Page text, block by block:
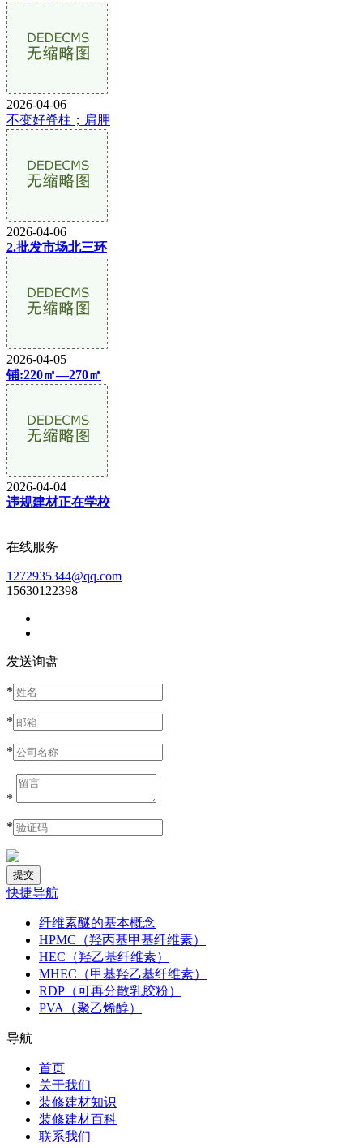
2026-04-06
不变好脊柱；肩胛
2026-04-06
2.批发市场北三环
2026-04-05
铺:220㎡—270㎡
2026-04-04
违规建材正在学校
在线服务
1272935344@qq.com
15630122398
发送询盘
*
*
*
*
*
快捷导航
纤维素醚的基本概念
HPMC（羟丙基甲基纤维素）
HEC（羟乙基纤维素）
MHEC（甲基羟乙基纤维素）
RDP（可再分散乳胶粉）
PVA（聚乙烯醇）
导航
首页
关于我们
装修建材知识
装修建材百科
联系我们